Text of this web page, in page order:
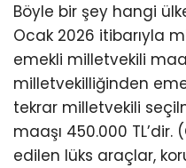
Böyle bir şey hangi
Ocak 2026 itibarıyla
emekli milletvekili
milletvekilliğinden
tekrar milletvekili
maaşı 450.000
edilen lüks araçlar,